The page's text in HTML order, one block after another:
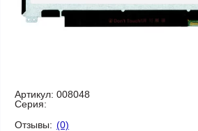
Артикул: 008048
Серия:
Отзывы: (0)